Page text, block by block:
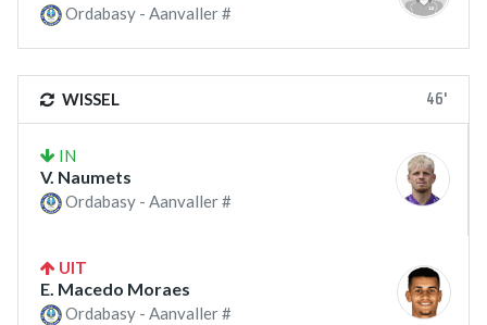
Ordabasy - Aanvaller #
WISSEL 46'
IN
V. Naumets
Ordabasy - Aanvaller #
UIT
E. Macedo Moraes
Ordabasy - Aanvaller #